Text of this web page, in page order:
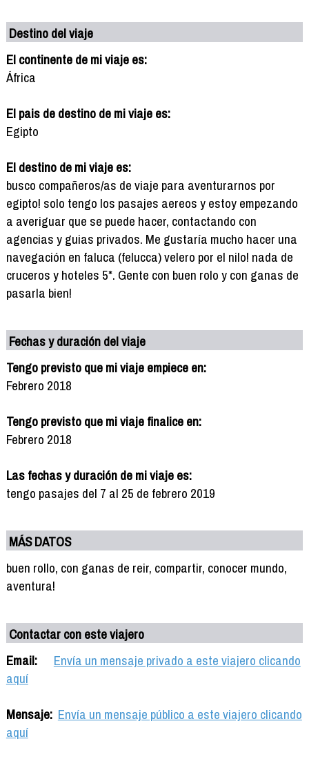
Destino del viaje
El continente de mi viaje es:
África
El pais de destino de mi viaje es:
Egipto
El destino de mi viaje es:
busco compañeros/as de viaje para aventurarnos por
egipto! solo tengo los pasajes aereos y estoy empezando
a averiguar que se puede hacer, contactando con
agencias y guias privados. Me gustaría mucho hacer una
navegación en faluca (felucca) velero por el nilo! nada de
cruceros y hoteles 5*. Gente con buen rolo y con ganas de
pasarla bien!
Fechas y duración del viaje
Tengo previsto que mi viaje empiece en:
Febrero 2018
Tengo previsto que mi viaje finalice en:
Febrero 2018
Las fechas y duración de mi viaje es:
tengo pasajes del 7 al 25 de febrero 2019
MÁS DATOS
buen rollo, con ganas de reir, compartir, conocer mundo,
aventura!
Contactar con este viajero
Email:
Envía un mensaje privado a este viajero clicando
aquí
Mensaje: Envía un mensaje público a este viajero clicando
aquí